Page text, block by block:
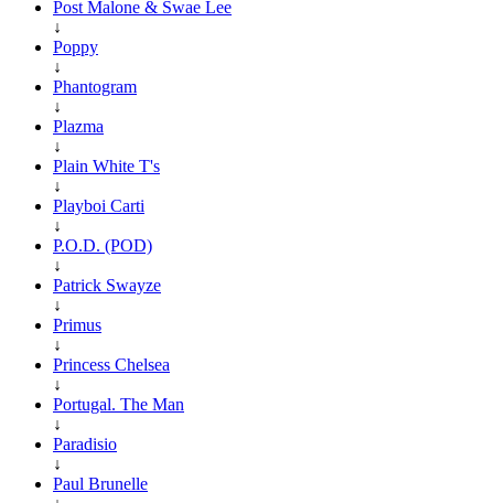
Post Malone & Swae Lee
↓
Poppy
↓
Phantogram
↓
Plazma
↓
Plain White T's
↓
Playboi Carti
↓
P.O.D. (POD)
↓
Patrick Swayze
↓
Primus
↓
Princess Chelsea
↓
Portugal. The Man
↓
Paradisio
↓
Paul Brunelle